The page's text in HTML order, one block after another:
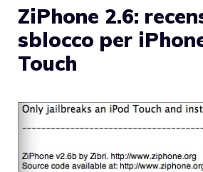
ZiPhone 2.6:
sblocco per
Touch